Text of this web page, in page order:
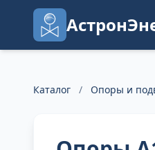
Каталог / Опоры и